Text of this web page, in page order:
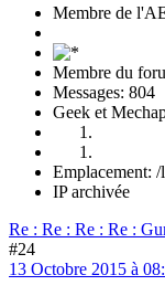
Membre de
Membre du
Messages: 804
Geek et
Emplacement:
IP archivée
Re : Re : Re : Re :
#24
13 Octobre 2015 à